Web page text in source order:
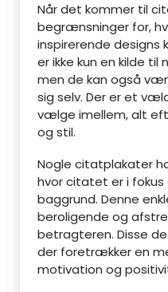
Når det kommer til
begrænsninger for,
inspirerende designs
er ikke kun en kilde
men de kan også
sig selv. Der er et
vælge imellem, alt
og stil.
Nogle citatplakater
hvor citatet er i
baggrund. Denne
beroligende og
betragteren. Disse
der foretrækker en
motivation og